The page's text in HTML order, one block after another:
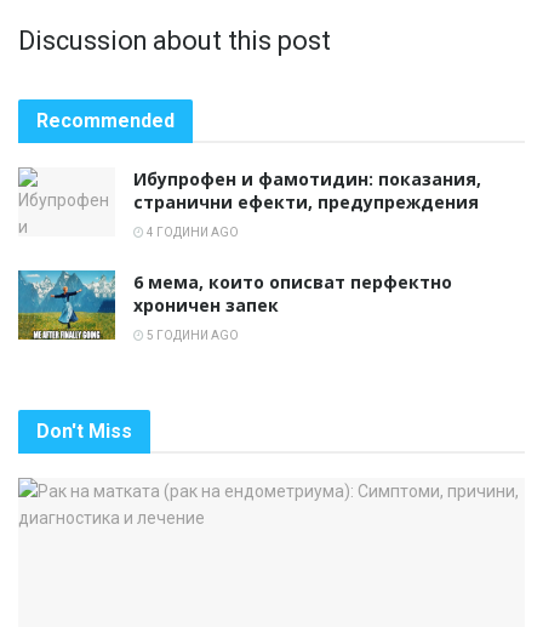
Discussion about this post
Recommended
Ибупрофен и фамотидин: показания,
странични ефекти, предупреждения
4 ГОДИНИ AGO
6 мема, които описват перфектно
хроничен запек
5 ГОДИНИ AGO
Don't Miss